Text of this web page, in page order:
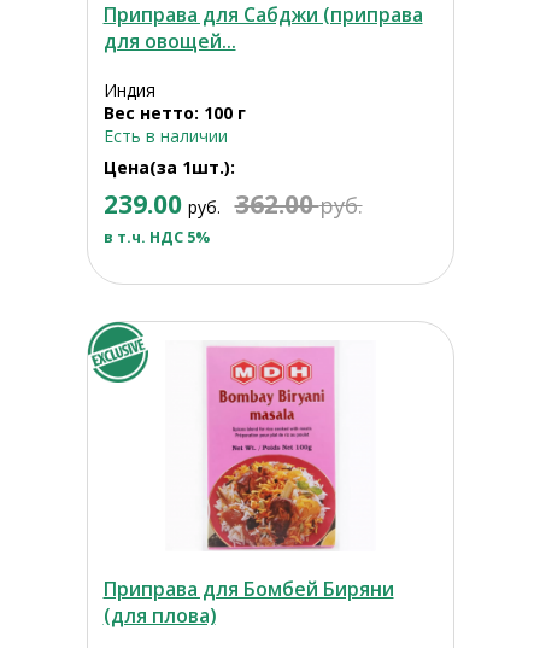
Приправа для Сабджи (приправа
для овощей...
Индия
Вес нетто: 100 г
Есть в наличии
Цена(за 1шт.):
239.00 руб. 362.00руб.
в т.ч. НДС 5%
Приправа для Бомбей Биряни
(для плова)